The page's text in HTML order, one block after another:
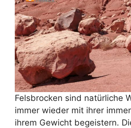
Felsbrocken sind natürliche
immer wieder mit ihrer
ihrem Gewicht begeistern.